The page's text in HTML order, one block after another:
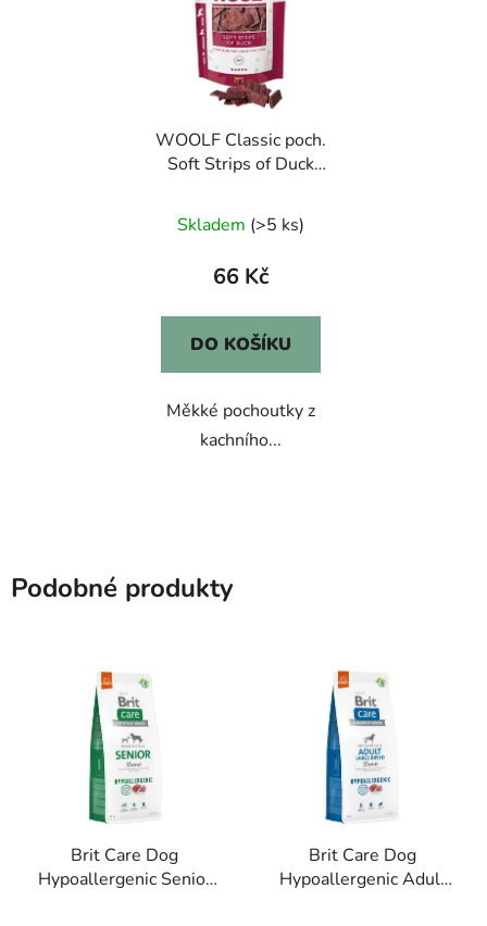
WOOLF Classic poch.
Soft Strips of Duck
Skladem (>5 ks)
66 Kč
DO KOŠÍKU
Měkké pochoutky z
kachního...
Podobné produkty
Brit Care Dog
Hypoallergenic Senior
Brit Care Dog
Hypoallergenic Adult